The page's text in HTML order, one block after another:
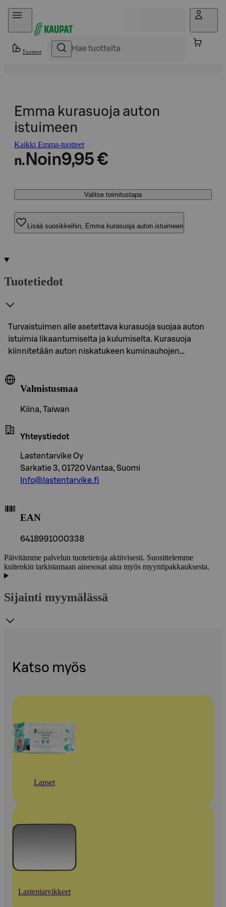
Hyppää sisältöön
Tuotteet
Emma kurasuoja auton
istuimeen
Kaikki Emma-tuotteet
n. Noin9,95 €
Valitse toimitustapa
Lisää suosikkeihin, Emma kurasuoja auton istuimeen
Tuotetiedot
Turvaistuimen alle asetettava kurasuoja suojaa auton
istuimia likaantumiselta ja kulumiselta. Kurasuoja
kiinnitetään auton niskatukeen kuminauhojen…
Valmistusmaa
Kiina, Taiwan
Yhteystiedot
Lastentarvike Oy
Sarkatie 3, 01720 Vantaa, Suomi
Info@lastentarvike.fi
EAN
6418991000338
Päivitämme palvelun tuotetietoja aktiivisesti. Suosittelemme
kuitenkin tarkistamaan ainesosat aina myös myyntipakkauksesta.
Sijainti myymälässä
Katso myös
Lapset
Lastentarvikkeet